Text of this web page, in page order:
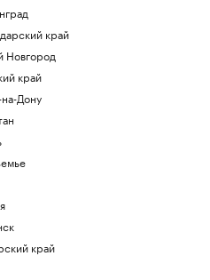
край
Новгород
край
Дону
край